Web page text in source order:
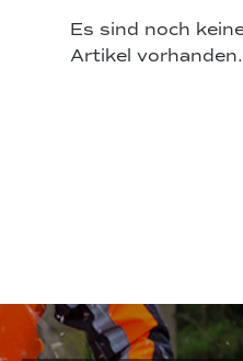
Es sind noch
Artikel vorhanden.